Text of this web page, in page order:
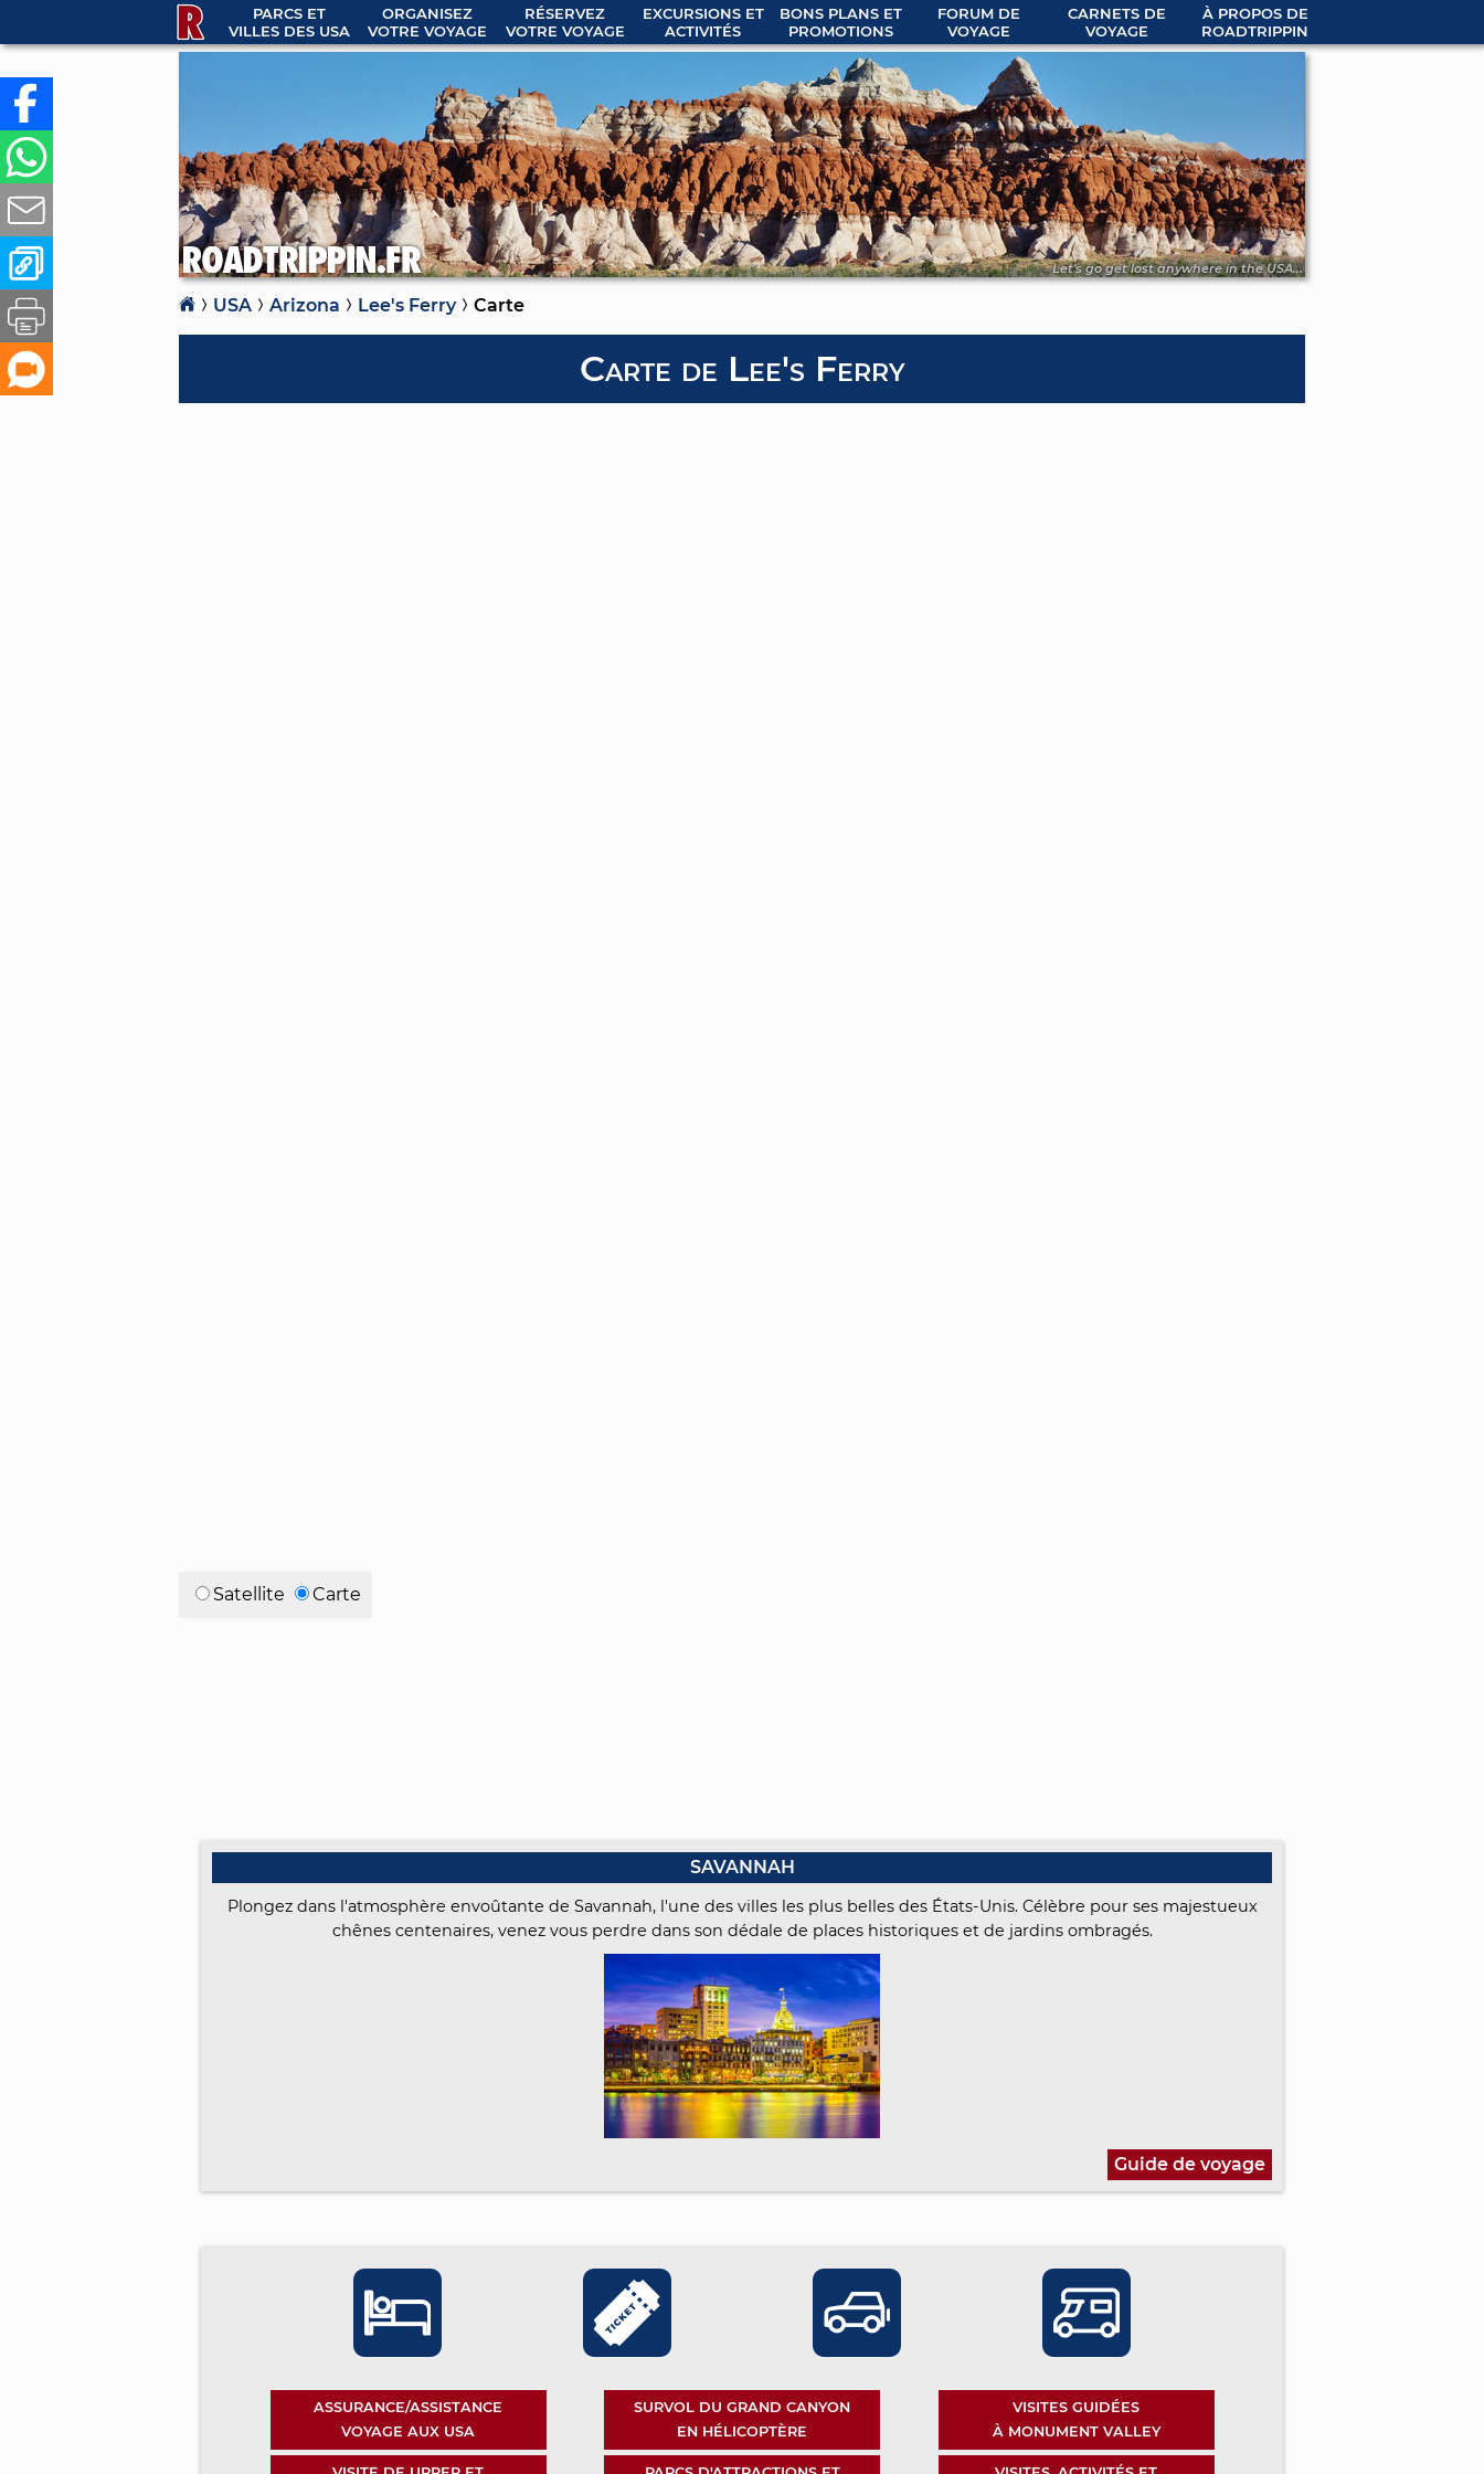
PARCS ET
VILLES DES USA
ORGANISEZ
VOTRE VOYAGE
RÉSERVEZ
VOTRE VOYAGE
EXCURSIONS ET
ACTIVITÉS
BONS PLANS ET
PROMOTIONS
FORUM DE
VOYAGE
CARNETS DE
VOYAGE
À PROPOS DE
ROADTRIPPIN
Let's go get lost anywhere in the USA...
USA Arizona Lee's Ferry Carte
Carte de Lee's Ferry
Satellite Carte
SAVANNAH
Plongez dans l'atmosphère envoûtante de Savannah, l'une des villes les plus belles des États-Unis. Célèbre pour ses majestueux
chênes centenaires, venez vous perdre dans son dédale de places historiques et de jardins ombragés.
Guide de voyage
ASSURANCE/ASSISTANCE
VOYAGE AUX USA
SURVOL DU GRAND CANYON
EN HÉLICOPTÈRE
VISITES GUIDÉES
À MONUMENT VALLEY